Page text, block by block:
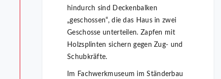
hindurch sind Deckenbalken
„geschossen“, die das Haus in zwei
Geschosse unterteilen. Zapfen mit
Holzsplinten sichern gegen Zug- und
Schubkräfte.
Im Fachwerkmuseum im Ständerbau